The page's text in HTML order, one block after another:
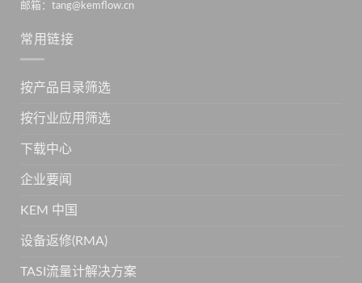
邮箱：tang@kemflow.cn
常用链接
按产品目录筛选
按行业应用筛选
下载中心
企业要闻
KEM 中国
设备返修(RMA)
TASI流量计解决方案